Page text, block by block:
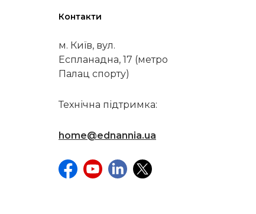
Контакти
м. Київ, вул.
Еспланадна, 17 (метро
Палац спорту)
Технічна підтримка:
home@ednannia.ua